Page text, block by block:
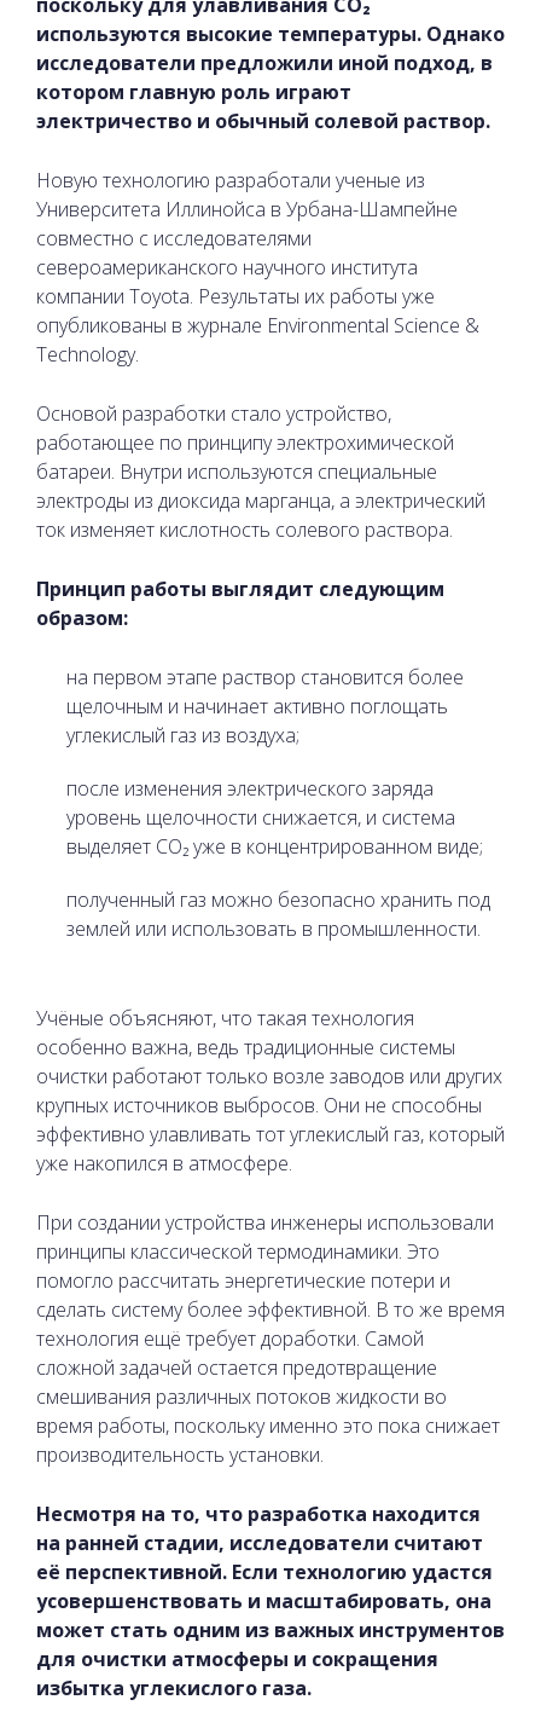
используются высокие температуры. Однако
исследователи предложили иной подход, в
котором главную роль играют
электричество и обычный солевой раствор.
Новую технологию разработали ученые из
Университета Иллинойса в Урбана-Шампейне
совместно с исследователями
североамериканского научного института
компании Toyota. Результаты их работы уже
опубликованы в журнале Environmental Science &
Technology.
Основой разработки стало устройство,
работающее по принципу электрохимической
батареи. Внутри используются специальные
электроды из диоксида марганца, а электрический
ток изменяет кислотность солевого раствора.
Принцип работы выглядит следующим
образом:
на первом этапе раствор становится более
щелочным и начинает активно поглощать
углекислый газ из воздуха;
после изменения электрического заряда
уровень щелочности снижается, и система
выделяет CO₂ уже в концентрированном виде;
полученный газ можно безопасно хранить под
землей или использовать в промышленности.
Учёные объясняют, что такая технология
особенно важна, ведь традиционные системы
очистки работают только возле заводов или других
крупных источников выбросов. Они не способны
эффективно улавливать тот углекислый газ, который
уже накопился в атмосфере.
При создании устройства инженеры использовали
принципы классической термодинамики. Это
помогло рассчитать энергетические потери и
сделать систему более эффективной. В то же время
технология ещё требует доработки. Самой
сложной задачей остается предотвращение
смешивания различных потоков жидкости во
время работы, поскольку именно это пока снижает
производительность установки.
Несмотря на то, что разработка находится
на ранней стадии, исследователи считают
её перспективной. Если технологию удастся
усовершенствовать и масштабировать, она
может стать одним из важных инструментов
для очистки атмосферы и сокращения
избытка углекислого газа.